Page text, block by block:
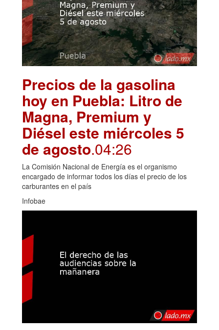
Precios de la gasolina
hoy en Puebla: Litro de
Magna, Premium y
Diésel este miércoles 5
de agosto.04:26
La Comisión Nacional de Energía es el organismo
encargado de informar todos los días el precio de los
carburantes en el país
Infobae